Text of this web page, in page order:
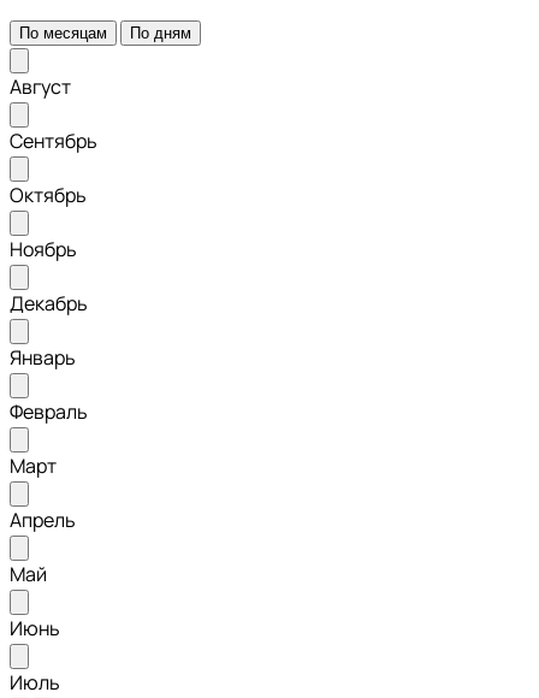
По месяцам По дням
Август
Сентябрь
Октябрь
Ноябрь
Декабрь
Январь
Февраль
Март
Апрель
Май
Июнь
Июль